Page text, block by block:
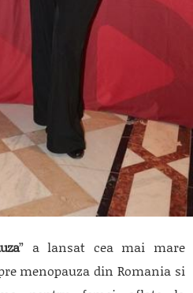
” a lansat cea mai mare
menopauza din Romania si